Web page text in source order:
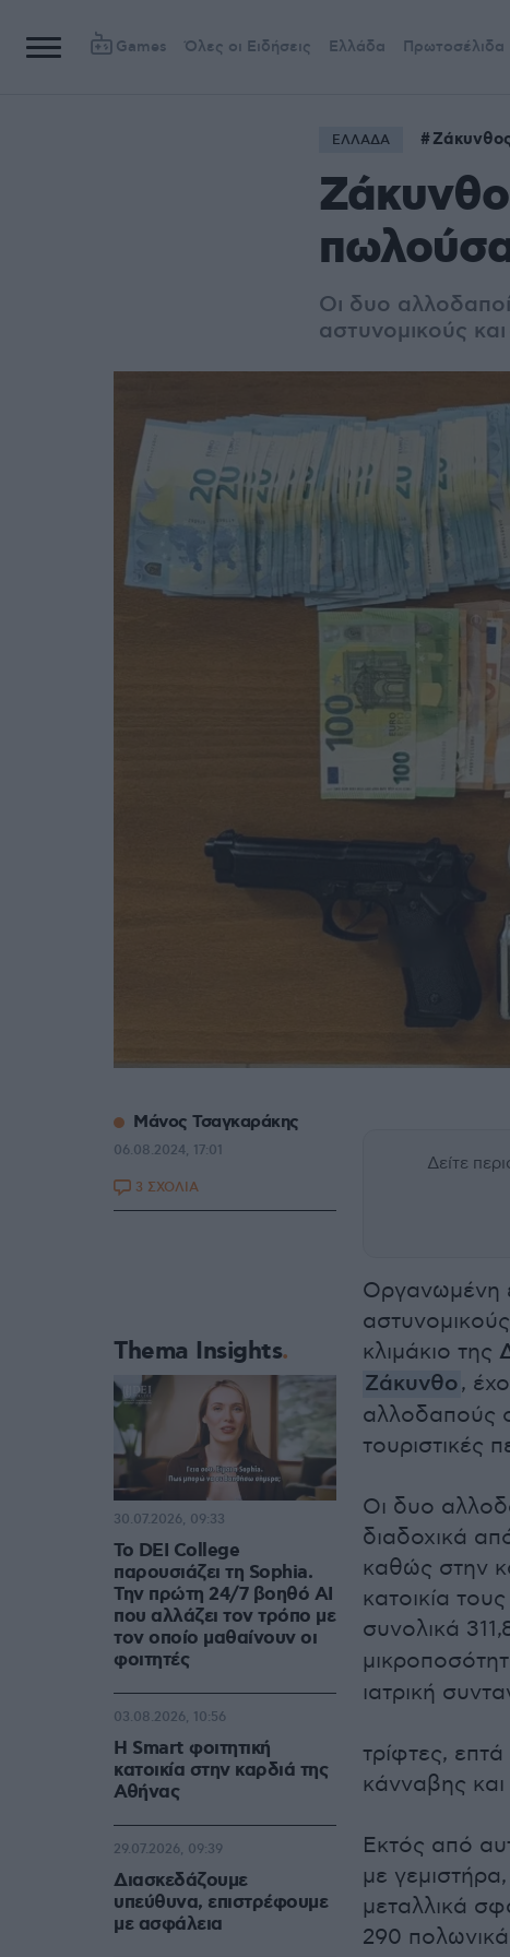
Games Όλες οι Ειδήσεις Ελλάδα Πρωτοσέλιδα
ΕΛΛΑΔΑ
Οι δυο
αστυνομικούς και
Δείτε
Οργανωμένη
κλιμάκιο της
Ζάκυνθο,
αλλοδαπούς
τουριστικές
Οι δυο
διαδοχικά
καθώς στην
κατοικία
συνολικά
ιατρική
τρίφτες,
κάνναβης και
Εκτός από
με
μεταλλικά
290
Μάνος Τσαγκαράκης
06.08.2024, 17:01
3 ΣΧΟΛΙΑ
Thema Insights
Το DEI College
παρουσιάζει τη Sophia.
Την πρώτη 24/7 βοηθό AI
που αλλάζει τον τρόπο με
τον οποίο μαθαίνουν οι
φοιτητές
30.07.2026, 09:33
Η Smart φοιτητική
κατοικία στην καρδιά της
Αθήνας
03.08.2026, 10:56
Διασκεδάζουμε
υπεύθυνα, επιστρέφουμε
με ασφάλεια
29.07.2026, 09:39